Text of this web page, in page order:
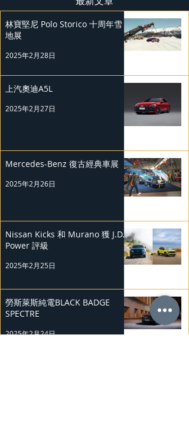
林寶堅尼 Polo Storico 十周年雪
地展
2025年2月28日
上汽奧迪A5L
2025年2月27日
Mercedes-Benz 復古經典車展
2025年2月26日
Nissan Kicks 和 Murano 獲 J.D.
Power 評級
2025年2月25日
勞斯萊斯純電BLACK BADGE
SPECTRE
2025年2月24日